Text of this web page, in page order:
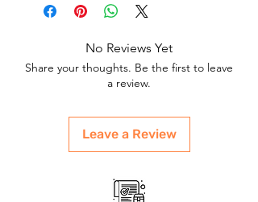
No Reviews Yet
Share your thoughts. Be the first to leave
a review.
Leave a Review